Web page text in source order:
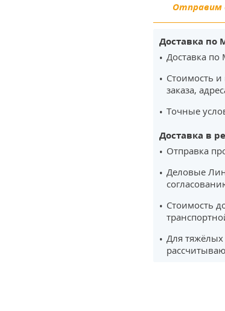
Отправим
Доставка по
Доставка по
Стоимость и
заказа,
Точные
Доставка в
Отправка
Деловые
Стоимость
Для тяжёлых